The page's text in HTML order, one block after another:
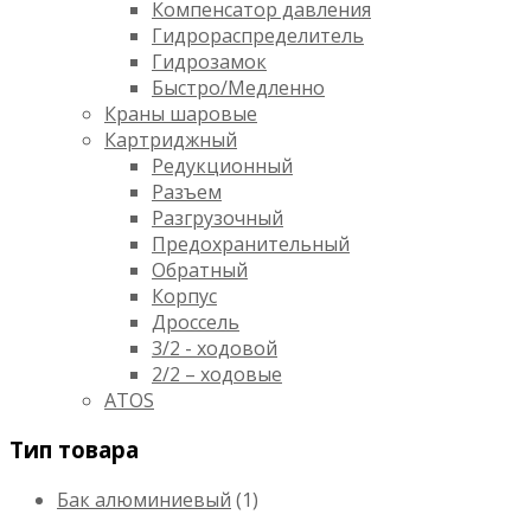
Компенсатор давления
Гидрораспределитель
Гидрозамок
Быстро/Медленно
Краны шаровые
Картриджный
Редукционный
Разъем
Разгрузочный
Предохранительный
Обратный
Корпус
Дроссель
3/2 - ходовой
2/2 – ходовые
ATOS
Тип товара
Бак алюминиевый (1)